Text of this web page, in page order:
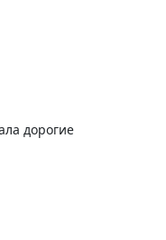
дорогие